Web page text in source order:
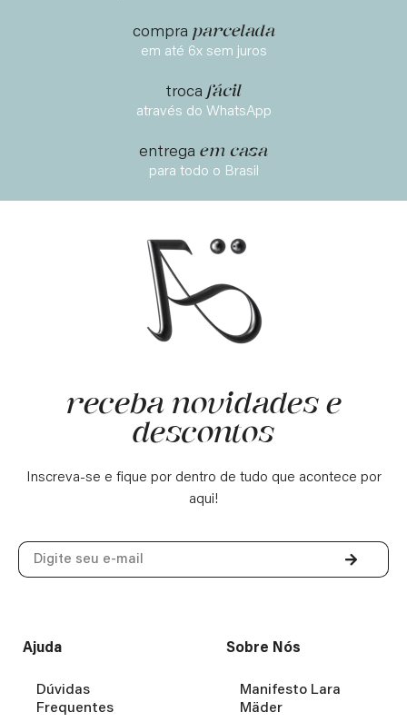
compra parcelada
em até 6x sem juros
troca fácil
através do WhatsApp
entrega em casa
para todo o Brasil
receba novidades e
descontos
Inscreva-se e fique por dentro de tudo que acontece por
aqui!
Ajuda
Dúvidas
Frequentes
Sobre Nós
Manifesto Lara
Mäder